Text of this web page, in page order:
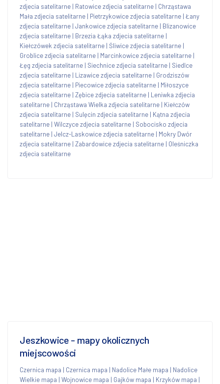
zdjecia satelitarne | Ratowice zdjecia satelitarne | Chrząstawa
Mała zdjecia satelitarne | Pietrzykowice zdjecia satelitarne | Łany
zdjecia satelitarne | Jankowice zdjecia satelitarne | Blizanowice
zdjecia satelitarne | Brzezia Łąka zdjecia satelitarne |
Kiełczówek zdjecia satelitarne | Śliwice zdjecia satelitarne |
Groblice zdjecia satelitarne | Marcinkowice zdjecia satelitarne |
Łęg zdjecia satelitarne | Siechnice zdjecia satelitarne | Siedlce
zdjecia satelitarne | Lizawice zdjecia satelitarne | Grodziszów
zdjecia satelitarne | Piecowice zdjecia satelitarne | Miłoszyce
zdjecia satelitarne | Zębice zdjecia satelitarne | Leniwka zdjecia
satelitarne | Chrząstawa Wielka zdjecia satelitarne | Kiełczów
zdjecia satelitarne | Sulęcin zdjecia satelitarne | Kątna zdjecia
satelitarne | Wilczyce zdjecia satelitarne | Sobocisko zdjecia
satelitarne | Jelcz-Laskowice zdjecia satelitarne | Mokry Dwór
zdjecia satelitarne | Zabardowice zdjecia satelitarne | Oleśniczka
zdjecia satelitarne
Jeszkowice - mapy okolicznych
miejscowości
Czernica mapa | Czernica mapa | Nadolice Małe mapa | Nadolice
Wielkie mapa | Wojnowice mapa | Gajków mapa | Krzyków mapa |